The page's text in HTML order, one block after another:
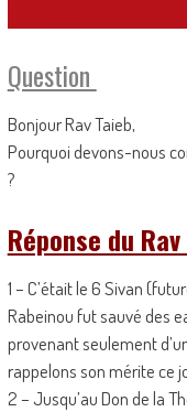
Question
Bonjour Rav Taieb,
Pourquoi devons-nous
?
Réponse du
1 – C’était le 6 Sivan
Rabeinou fut sauvé des
provenant seulement
rappelons son mérite ce
2 – Jusqu’au Don de la